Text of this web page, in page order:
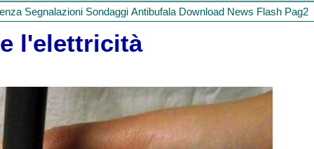
Segnalazioni Sondaggi Antibufala Download News Flash Pag2
l'elettricità